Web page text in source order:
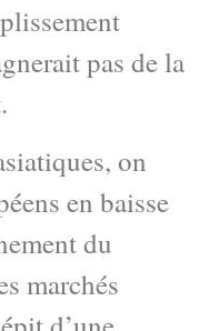
pas de la
on
en baisse
du
marchés